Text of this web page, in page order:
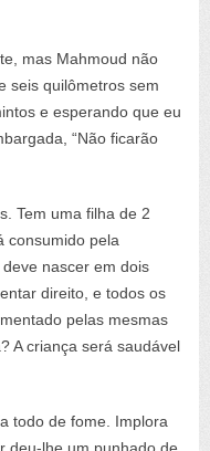
mas Mahmoud não
seis quilômetros sem
e esperando que eu
“Não ficarão
Tem uma filha de 2
consumido pela
nascer em dois
direito, e todos os
pelas mesmas
A criança será saudável
todo de fome. Implora